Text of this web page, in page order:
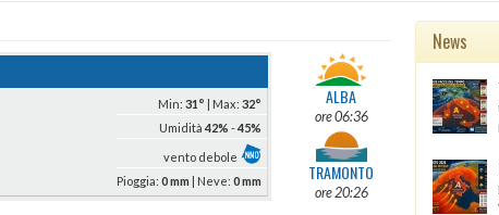
Min:31° | Max:32°
Umidità42%-45%
vento debole
Pioggia:0 mm | Neve:0 mm
ALBA
ore 06:36
TRAMONTO
ore 20:26
News